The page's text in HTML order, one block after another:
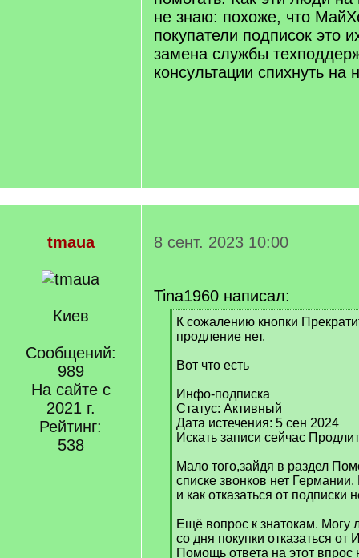
не знаю: похоже, что
покупатели подписок это
замена службы
консультации спихнуть на
tmaua
Киев
Сообщений:
989
На сайте с
2021 г.
Рейтинг:
538
8 сент. 2023 10:00
Tina1960 написал:
[
q
К сожалению кнопки
продление нет.
Вот что есть
Инфо-подписка
Статус: Активный
Дата истечения: 5 сен 2024
Искать записи сейчас
Мало того,зайдя в раздел
списке звонков нет Германии.
и как отказаться от подписки
Ещё вопрос к знатокам. Могу
со дня покупки отказаться
Помощь ответа на этот впрос